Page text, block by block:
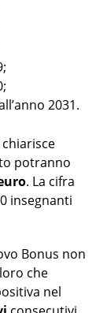
2031.
potranno
. La cifra
insegnanti
Bonus non
che
nel